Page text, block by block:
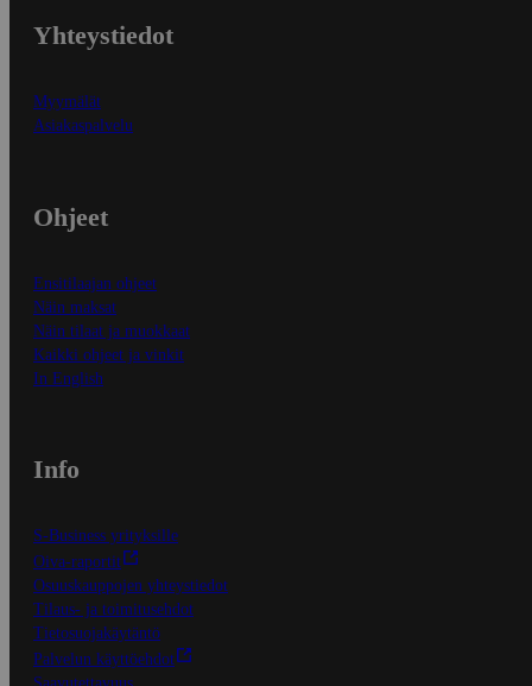
Yhteystiedot
Myymälät
Asiakaspalvelu
Ohjeet
Ensitilaajan ohjeet
Näin maksat
Näin tilaat ja muokkaat
Kaikki ohjeet ja vinkit
In English
Info
S-Business yrityksille
Oiva-raportit
Osuuskauppojen yhteystiedot
Tilaus- ja toimitusehdot
Tietosuojakäytäntö
Palvelun käyttöehdot